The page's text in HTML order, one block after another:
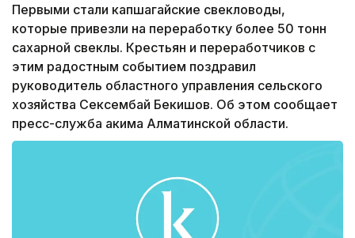
Первыми стали капшагайские свекловоды,
которые привезли на переработку более 50 тонн
сахарной свеклы. Крестьян и переработчиков с
этим радостным событием поздравил
руководитель областного управления сельского
хозяйства Сексембай Бекишов. Об этом сообщает
пресс-служба акима Алматинской области.